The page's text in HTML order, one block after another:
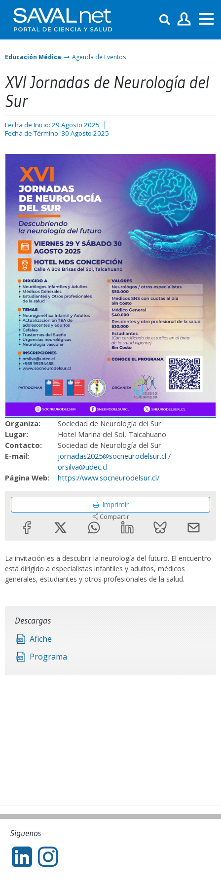
Educación Médica Agenda de Eventos
XVI Jornadas de Neurología del
Sur
Fecha de Inicio: 29 Agosto 2025
Fecha de Término: 30 Agosto 2025
Organiza:
Sociedad de Neurología del Sur
Lugar:
Hotel Marina del Sol, Talcahuano
Contacto:
Sociedad de Neurología del Sur
E-mail:
jornadas2025@socneurodelsur.cl /
orsilva@udec.cl
Página Web:
https://www.socneurodelsur.cl/
Imprimir
Compartir
La invitación es a descubrir la neurología del futuro. El encuentro
está dirigido a especialistas infantiles y adultos, médicos
generales, estudiantes y otros profesionales de la salud.
Descargas
Afiche
Programa
Síguenos